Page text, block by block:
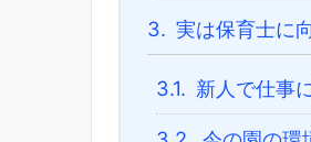
3. 実は保育士に
3.1. 新人で仕事